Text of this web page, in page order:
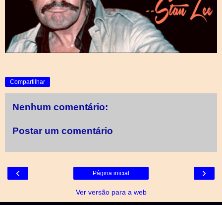
Compartilhar
Nenhum comentário:
Postar um comentário
‹ ›
Página inicial
Ver versão para a web